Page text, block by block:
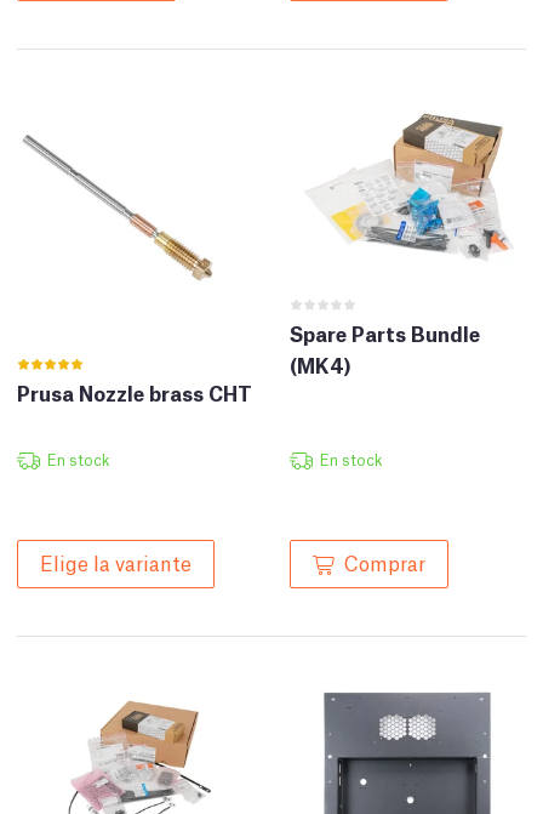
Prusa Nozzle brass CHT
En stock
Elige la variante
Spare Parts Bundle
(MK4)
En stock
Comprar